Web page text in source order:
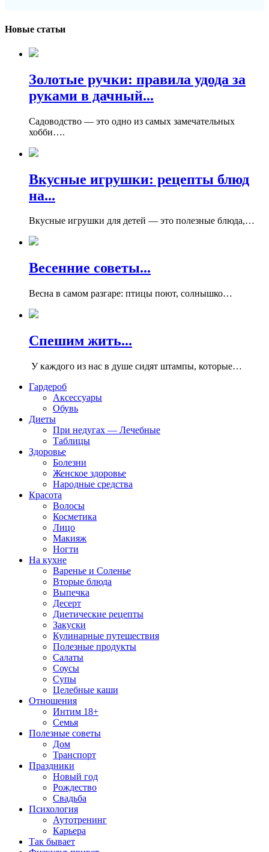
Новые статьи
Золотые ручки: правила удода за
руками в дачный...
Садоводство — это одно из самых замечательных
хобби….
Вкусные игрушки: рецепты блюд
на...
Вкусные игрушки для детей — это полезные блюда,…
Весенние советы...
Весна в самом разгаре: птицы поют, солнышко…
Спешим жить...
У каждого из нас в душе сидят штампы, которые…
Гардероб
Аксессуары
Обувь
Диеты
При недугах — Лечебные
Таблицы
Здоровье
Болезни
Женское здоровье
Народные средства
Красота
Волосы
Косметика
Лицо
Макияж
Ногти
На кухне
Варенье и Соленье
Вторые блюда
Выпечка
Десерт
Диетические рецепты
Закуски
Кулинарные путешествия
Полезные продукты
Салаты
Соусы
Супы
Целебные каши
Отношения
Интим 18+
Семья
Полезные советы
Дом
Транспорт
Праздники
Новый год
Рождество
Свадьба
Психология
Аутотренинг
Карьера
Так бывает